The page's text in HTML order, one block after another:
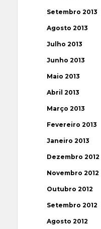
Setembro 2013
Agosto 2013
Julho 2013
Junho 2013
Maio 2013
Abril 2013
Março 2013
Fevereiro 2013
Janeiro 2013
Dezembro 2012
Novembro 2012
Outubro 2012
Setembro 2012
Agosto 2012